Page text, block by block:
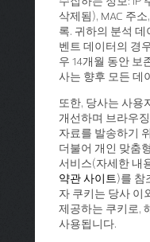
삭제됨), MAC 주
록. 귀하의 분석 데
벤트 데이터의 경
우 14개월 동안 보
사는 향후 모든 데
또한, 당사는 사용
개선하며 브라우
자료를 발송하기
더불어 개인 맞춤
서비스(자세한 내
약관 사이트)를 참
자 쿠키는 당사 이
제공하는 쿠키로,
사용됩니다.